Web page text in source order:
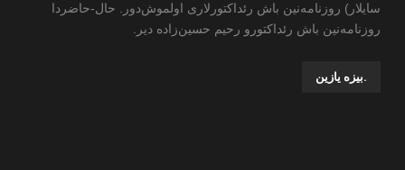
سایلار) روزنامه‌نین باش رئداکتورلاری اولموش‌دور. حال-حاضردا
روزنامه‌نین باش رئداکتورو رحیم حسین‌زاده ‌دیر.
.بیزه یازین